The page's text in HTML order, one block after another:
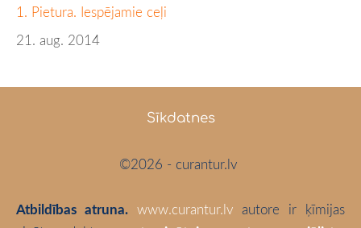
1. Pietura. Iespējamie ceļi
21. aug. 2014
Sīkdatnes
©2026 - curantur.lv
Atbildības atruna. www.curantur.lv autore ir ķīmijas